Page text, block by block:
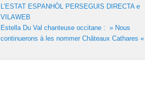
L’ESTAT ESPANHÒL PERSEGUIS DIRECTA e
VILAWEB
Estella Du Val chanteuse occitane : » Nous
continuerons à les nommer Châteaux Cathares «